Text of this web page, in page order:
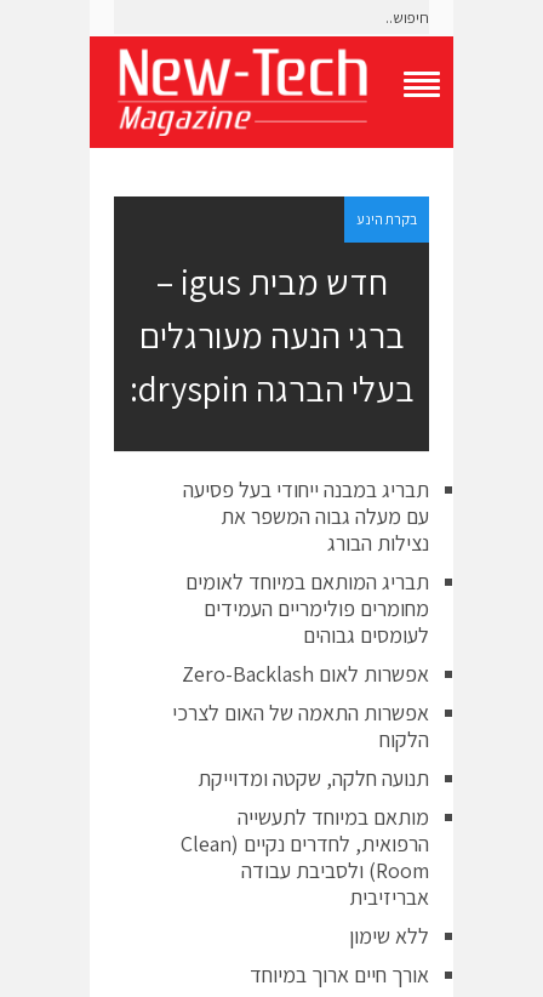
g
l
e
N
M
n
u
בקרת הינע
חדש מבית igus –
ברגי הנעה מעורגלים
בעלי הברגה dryspin:
תבריג במבנה ייחודי בעל פסיעה
עם מעלה גבוה המשפר את
נצילות הבורג
תבריג המותאם במיוחד לאומים
מחומרים פולימריים העמידים
לעומסים גבוהים
אפשרות לאום Zero-Backlash
אפשרות התאמה של האום לצרכי
הלקוח
תנועה חלקה, שקטה ומדוייקת
מותאם במיוחד לתעשייה
הרפואית, לחדרים נקיים (Clean
Room) ולסביבת עבודה
אבריזיבית
ללא שימון
אורך חיים ארוך במיוחד